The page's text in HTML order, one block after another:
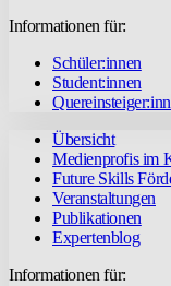
Informationen für:
Schüler:innen
Student:innen
Übersicht
Medienprofis im
Future Skills
Veranstaltungen
Publikationen
Expertenblog
Informationen für: